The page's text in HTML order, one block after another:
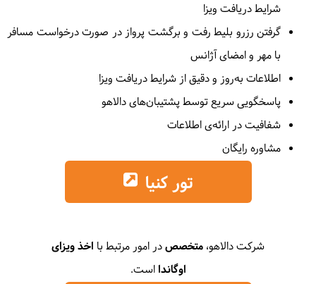
شرایط دریافت ویزا
گرفتن رزرو بلیط رفت و برگشت پرواز در صورت درخواست مسافر
با مهر و امضای آژانس
اطلاعات به‌روز و دقیق از شرایط دریافت ویزا
پاسخگویی سریع توسط پشتیبان‌های دالاهو
شفافیت در ارائه‌ی اطلاعات
مشاوره رایگان
تور کنیا
شرکت دالاهو، متخصصدر امور مرتبط با اخذ ویزای
اوگاندااست.